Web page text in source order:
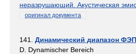
неразрушающий. Акустическая
оригинал документа
141. Динамический диапазон
D. Dynamischer Bereich